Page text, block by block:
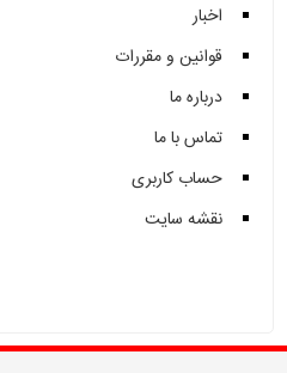
اخبار
قوانین و مقررات
درباره ما
تماس با ما
حساب کاربری
نقشه سایت